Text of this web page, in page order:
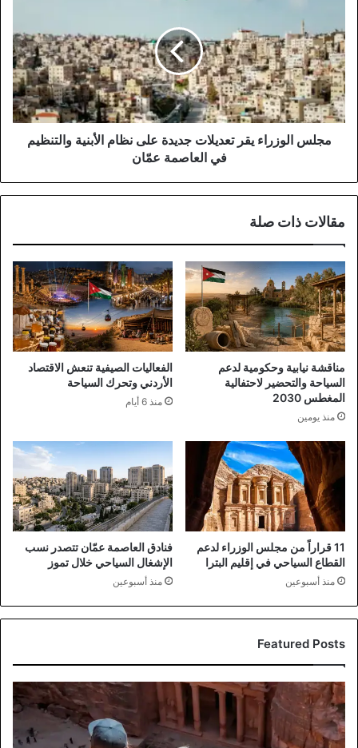
تعديلات
جديدة
على
نظام
الأبنية
والتنظيم
مجلس الوزراء يقر تعديلات جديدة على نظام الأبنية والتنظيم
في العاصمة عمّان
مقالات ذات صلة
مناقشة نيابية وحكومية لدعم
السياحة والتحضير لاحتفالية
المغطس 2030
منذ يومين
الفعاليات الصيفية تنعش الاقتصاد
الأردني وتحرك السياحة
منذ 6 أيام
11 قراراً من مجلس الوزراء لدعم
القطاع السياحي في إقليم البترا
منذ أسبوعين
فنادق العاصمة عمّان تتصدر نسب
الإشغال السياحي خلال تموز
منذ أسبوعين
Featured Posts
إيرادات
السياحة
الأردنية
تبلغ